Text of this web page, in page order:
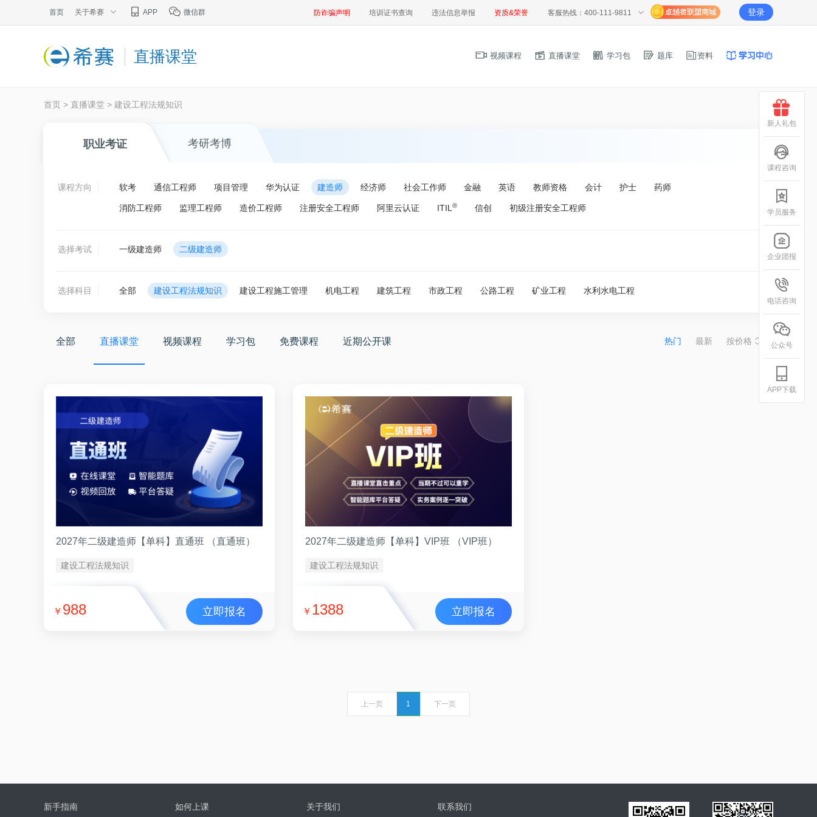
首页 关于希赛 APP 微信群 防诈骗声明 培训证书查询 违法信息举报 资质&荣誉 客服热线：400-111-9811 登录
直播课堂 视频课程 直播课堂 学习包 题库 资料
首页 > 直播课堂 > 建设工程法规知识
职业考证 考研考博
课程方向 软考 通信工程师 项目管理 华为认证 建造师 经济师 社会工作师 金融 英语 教师资格 会计 护士 药师
消防工程师 监理工程师 造价工程师 注册安全工程师 阿里云认证 ITIL ® 信创 初级注册安全工程师
选择考试 一级建造师 二级建造师
选择科目 全部 建设工程法规知识 建设工程施工管理 机电工程 建筑工程 市政工程 公路工程 矿业工程 水利水电工程
全部 直播课堂 视频课程 学习包 免费课程 近期公开课 热门 最新 按价格
2027年二级建造师【单科】直通班 （直通班）
建设工程法规知识
￥ 988 立即报名
2027年二级建造师【单科】VIP班 （VIP班）
建设工程法规知识
￥ 1388 立即报名
上一页 1 下一页
新手指南 如何上课 关于我们 联系我们
新人礼包
课程咨询
学员服务
企业团报
电话咨询
公众号
APP下载